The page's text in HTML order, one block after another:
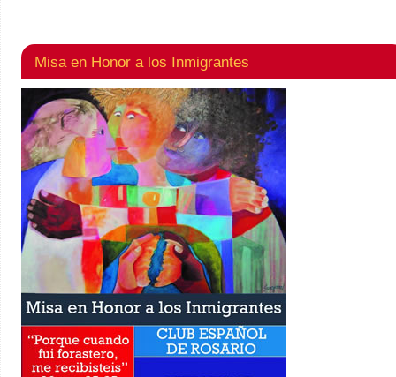
Misa en Honor a los Inmigrantes